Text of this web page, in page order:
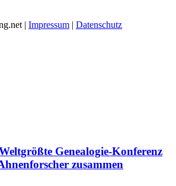
| Impressum | Datenschutz
Genealogie-Konferenz
zusammen